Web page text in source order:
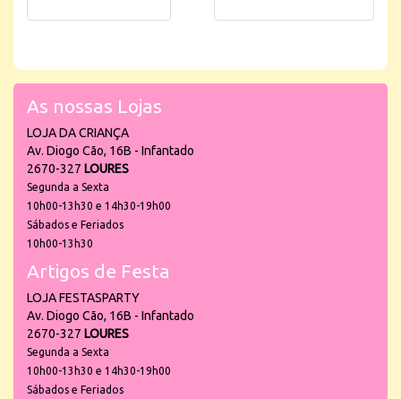
As nossas Lojas
LOJA DA CRIANÇA
Av. Diogo Cão, 16B - Infantado
2670-327 LOURES
Segunda a Sexta
10h00-13h30 e 14h30-19h00
Sábados e Feriados
10h00-13h30
Artigos de Festa
LOJA FESTASPARTY
Av. Diogo Cão, 16B - Infantado
2670-327 LOURES
Segunda a Sexta
10h00-13h30 e 14h30-19h00
Sábados e Feriados